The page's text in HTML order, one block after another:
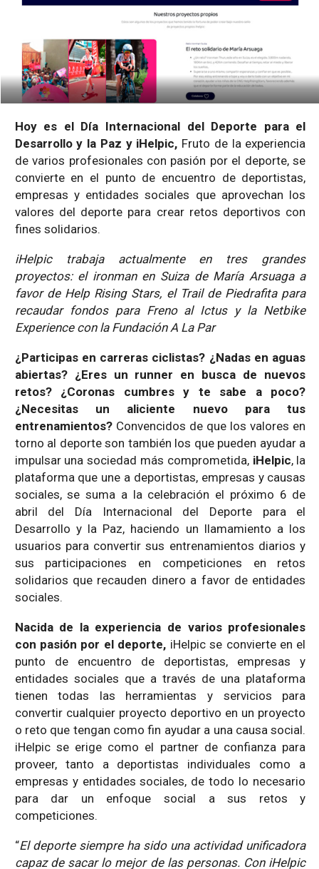
Hoy es el Día Internacional del Deporte para el
Desarrollo y la Paz y iHelpic, Fruto de la experiencia
de varios profesionales con pasión por el deporte, se
convierte en el punto de encuentro de deportistas,
empresas y entidades sociales que aprovechan los
valores del deporte para crear retos deportivos con
fines solidarios.
iHelpic trabaja actualmente en tres grandes
proyectos: el ironman en Suiza de María Arsuaga a
favor de Help Rising Stars, el Trail de Piedrafita para
recaudar fondos para Freno al Ictus y la Netbike
Experience con la Fundación A La Par
¿Participas en carreras ciclistas? ¿Nadas en aguas
abiertas? ¿Eres un runner en busca de nuevos
retos? ¿Coronas cumbres y te sabe a poco?
¿Necesitas un aliciente nuevo para tus
entrenamientos? Convencidos de que los valores en
torno al deporte son también los que pueden ayudar a
impulsar una sociedad más comprometida, iHelpic, la
plataforma que une a deportistas, empresas y causas
sociales, se suma a la celebración el próximo 6 de
abril del Día Internacional del Deporte para el
Desarrollo y la Paz, haciendo un llamamiento a los
usuarios para convertir sus entrenamientos diarios y
sus participaciones en competiciones en retos
solidarios que recauden dinero a favor de entidades
sociales.
Nacida de la experiencia de varios profesionales
con pasión por el deporte, iHelpic se convierte en el
punto de encuentro de deportistas, empresas y
entidades sociales que a través de una plataforma
tienen todas las herramientas y servicios para
convertir cualquier proyecto deportivo en un proyecto
o reto que tengan como fin ayudar a una causa social.
iHelpic se erige como el partner de confianza para
proveer, tanto a deportistas individuales como a
empresas y entidades sociales, de todo lo necesario
para dar un enfoque social a sus retos y
competiciones.
“El deporte siempre ha sido una actividad unificadora
capaz de sacar lo mejor de las personas. Con iHelpic